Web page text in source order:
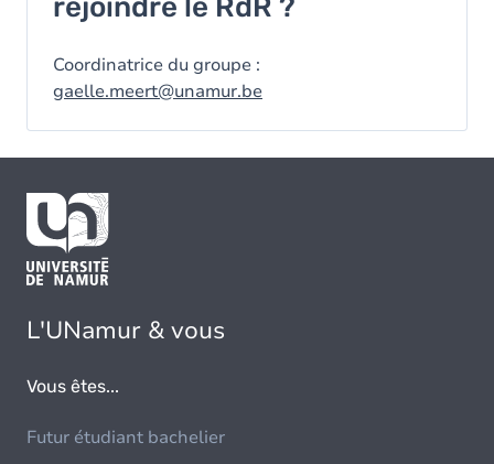
rejoindre le RdR ?
Coordinatrice du groupe :
gaelle.meert@unamur.be
L'UNamur & vous
Vous êtes...
Futur étudiant bachelier